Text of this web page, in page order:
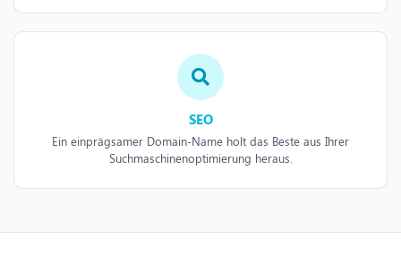
SEO
Ein einprägsamer Domain-Name holt das Beste aus Ihrer
Suchmaschinenoptimierung heraus.